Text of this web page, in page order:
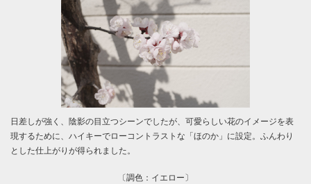
日差しが強く、陰影の目立つシーンでしたが、可愛らしい花のイメージを表
現するために、ハイキーでローコントラストな「ほのか」に設定。ふんわり
とした仕上がりが得られました。
〔調色：イエロー〕